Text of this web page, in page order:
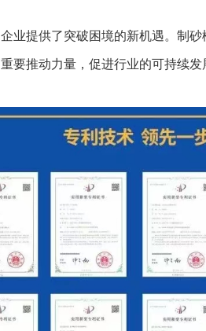
业提供了突破困境的新机遇。制
要推动力量，促进行业的可持续发